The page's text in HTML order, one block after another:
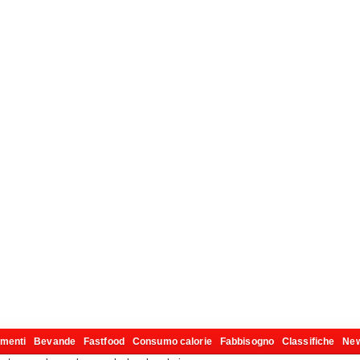
Bevande Fastfood Consumo calorie Fabbisogno Classifiche